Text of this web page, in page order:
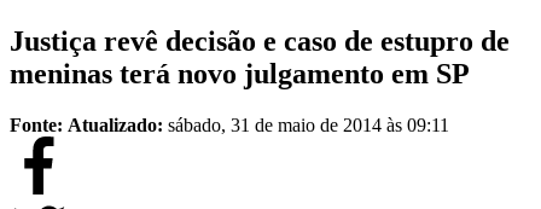
Justiça revê decisão e caso de estupro de
meninas terá novo julgamento em SP
Fonte: Atualizado: sábado, 31 de maio de 2014 às 09:11